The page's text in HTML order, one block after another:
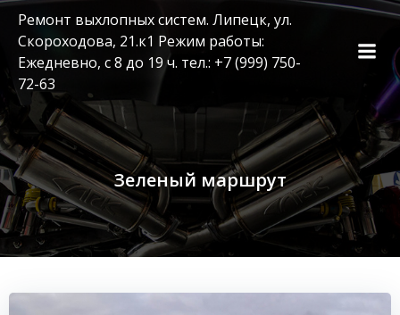
Перейти
к
содержимому
Ремонт выхлопных систем. Липецк, ул.
Скороходова, 21.к1 Режим работы:
Ежедневно, с 8 до 19 ч. тел.: +7 (999) 750-
72-63
Зеленый маршрут